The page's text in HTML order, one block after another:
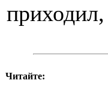
Читайте: